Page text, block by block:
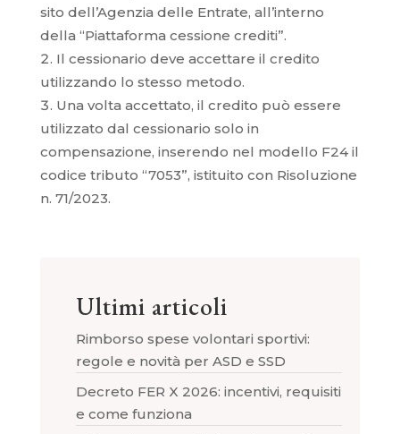
sito dell’Agenzia delle Entrate, all’interno
della “Piattaforma cessione crediti”.
Il cessionario deve accettare il credito
utilizzando lo stesso metodo.
Una volta accettato, il credito può essere
utilizzato dal cessionario solo in
compensazione, inserendo nel modello F24 il
codice tributo “7053”, istituito con Risoluzione
n. 71/2023.
Ultimi articoli
Rimborso spese volontari sportivi:
regole e novità per ASD e SSD
Decreto FER X 2026: incentivi, requisiti
e come funziona